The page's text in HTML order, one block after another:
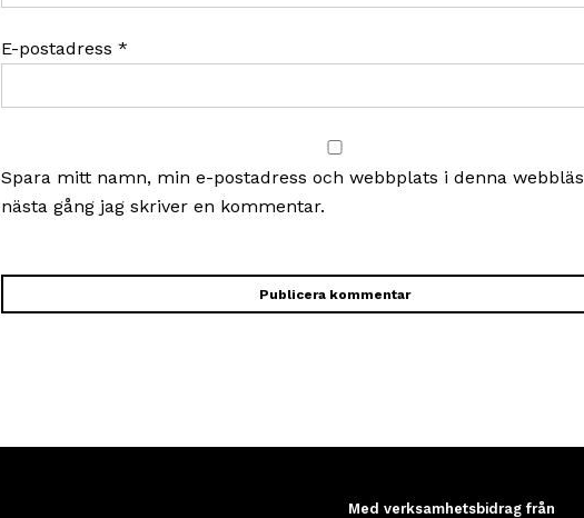
E-postadress *
Spara mitt namn, min e-postadress och webbplats i denna
nästa gång jag skriver en kommentar.
Med verksamhetsbidrag från